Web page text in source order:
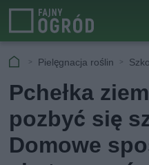
Pielęgnacja roślin
Pchełka
pozbyć się
Domowe